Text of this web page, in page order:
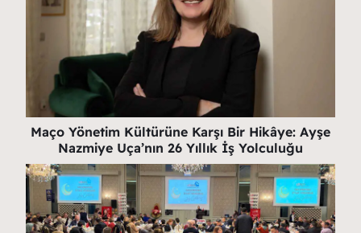
Maço Yönetim Kültürüne Karşı Bir Hikâye: Ayşe
Nazmiye Uça’nın 26 Yıllık İş Yolculuğu